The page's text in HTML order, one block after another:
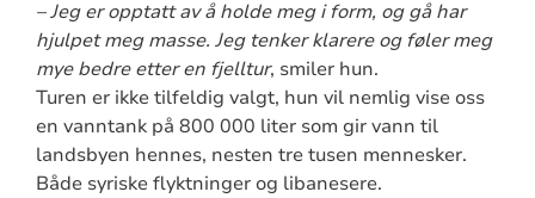
– Jeg er opptatt av å holde meg i form, og gå har
hjulpet meg masse. Jeg tenker klarere og føler meg
mye bedre etter en fjelltur, smiler hun.
Turen er ikke tilfeldig valgt, hun vil nemlig vise oss
en vanntank på 800 000 liter som gir vann til
landsbyen hennes, nesten tre tusen mennesker.
Både syriske flyktninger og libanesere.